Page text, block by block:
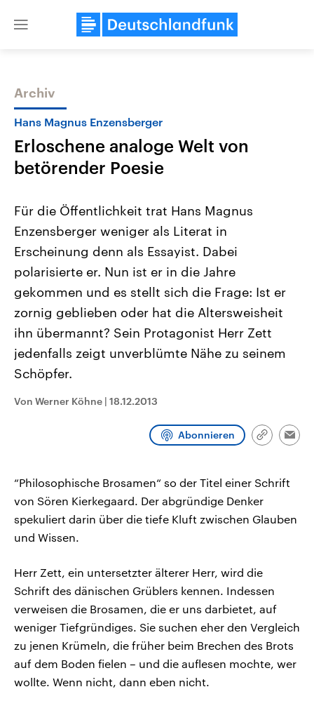
Close
Themen
Landtagswahl Sachsen-Anhalt
2026
Alle Informationen
Sachsen-Anhalt wählt am 6.
September 2026 einen neuen
Landtag. Seit 2021 wird das
Bundesland von einer Koalition aus
CDU, SPD und FDP regiert.-
Umfragen, Prognosen,
Wahlprogramme, aktuelle Berichte
und Hintergründe zu den Parteien
und Kandidaten der anstehenden
Wahl.
USA
Aktuelle Beiträge,
Hintergründe
Wirtschaftlich und
gehören die Vereinigten
den mächtigsten Ländern
mit großem Einfluss auf
Sendungen Programm Podcasts
Archiv
Hans Magnus Enzensberger
Erloschene analoge Welt von
betörender Poesie
Für die Öffentlichkeit trat Hans Magnus
Enzensberger weniger als Literat in
Erscheinung denn als Essayist. Dabei
polarisierte er. Nun ist er in die Jahre
gekommen und es stellt sich die Frage: Ist er
zornig geblieben oder hat die Altersweisheit
ihn übermannt? Sein Protagonist Herr Zett
jedenfalls zeigt unverblümte Nähe zu seinem
Schöpfer.
Von Werner Köhne | 18.12.2013
Abonnieren
Link
“Philosophische Brosamen“ so der Titel einer Schrift
von Sören Kierkegaard. Der abgründige Denker
spekuliert darin über die tiefe Kluft zwischen Glauben
und Wissen.
Herr Zett, ein untersetzter älterer Herr, wird die
Schrift des dänischen Grüblers kennen. Indessen
verweisen die Brosamen, die er uns darbietet, auf
weniger Tiefgründiges. Sie suchen eher den Vergleich
zu jenen Krümeln, die früher beim Brechen des Brots
auf dem Boden fielen – und die auflesen mochte, wer
wollte. Wenn nicht, dann eben nicht.